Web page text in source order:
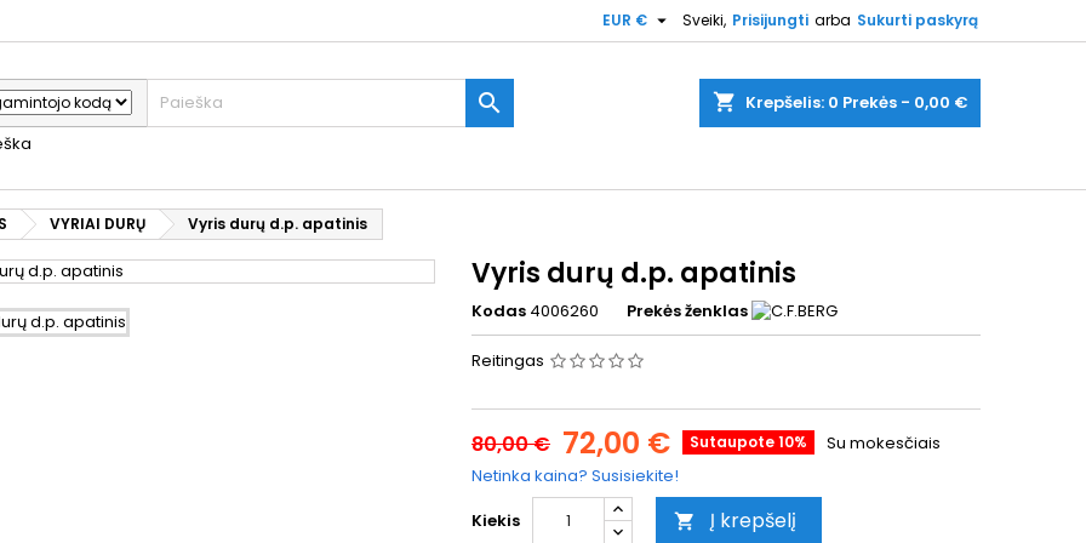
Sveiki, Prisijungti arba Sukurti paskyrą
EUR € 
shopping_cart Krepšelis: 0 Prekės - 0,00 €

VYRIAI DURŲ Vyris durų d.p. apatinis
Vyris durų d.p. apatinis
Kodas 4006260 Prekės ženklas
Reitingas
80,00 € 72,00 € Sutaupote 10%
Su mokesčiais
Netinka kaina? Susisiekite!
Kiekis
 Į krepšelį